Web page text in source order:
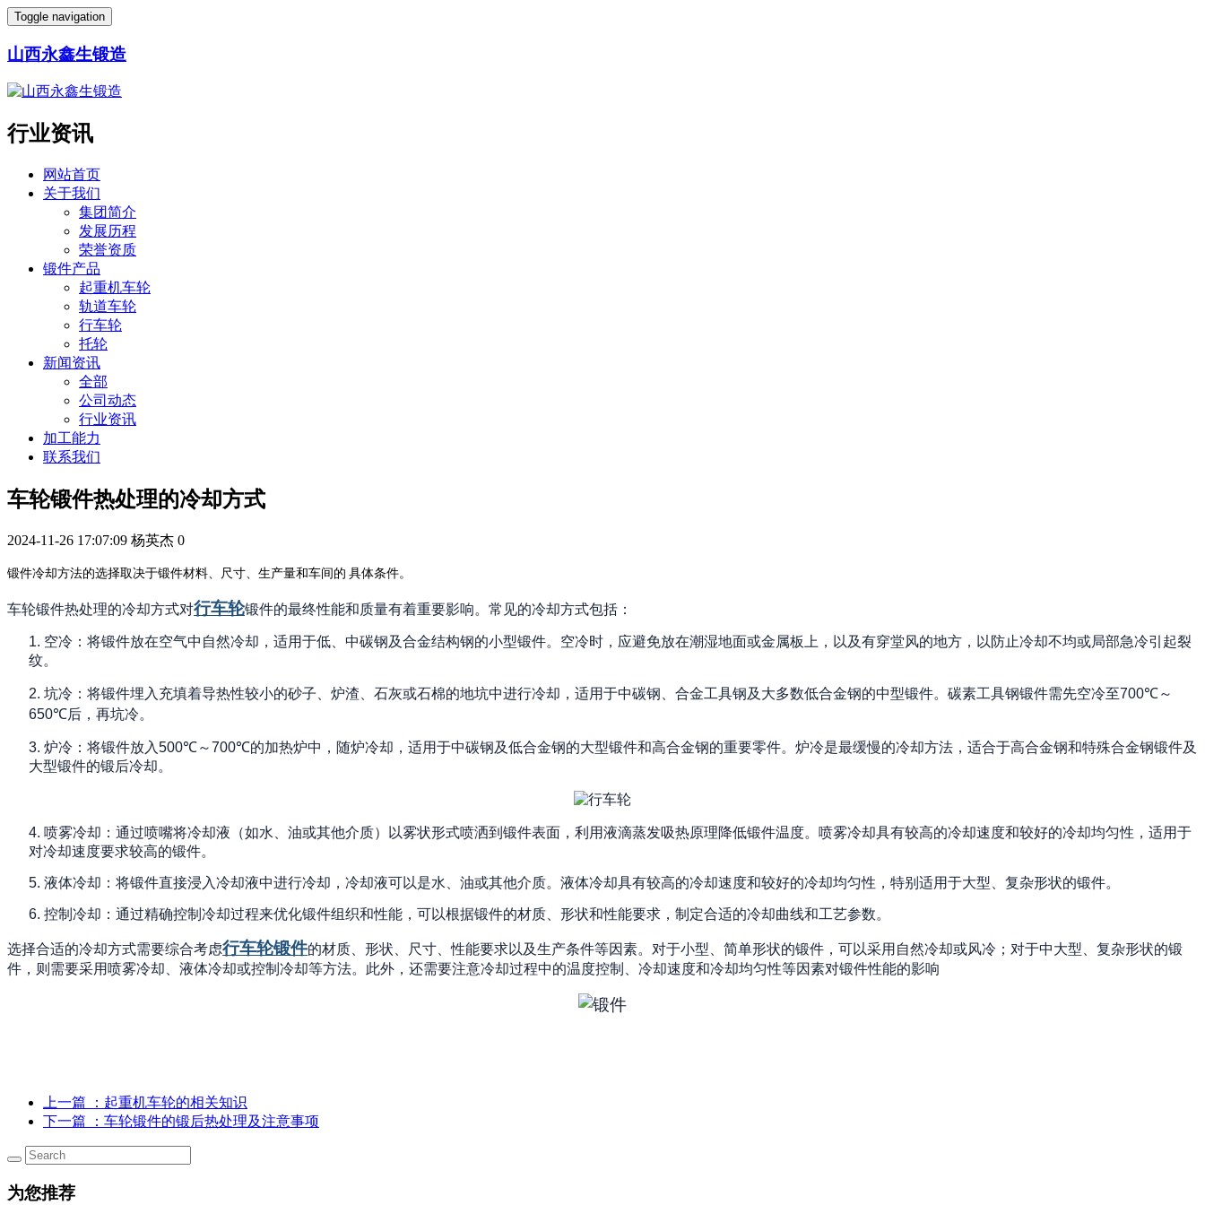
Toggle navigation
山西永鑫生锻造
行业资讯
网站首页
关于我们
集团简介
发展历程
荣誉资质
锻件产品
起重机车轮
轨道车轮
行车轮
托轮
新闻资讯
全部
公司动态
行业资讯
加工能力
联系我们
车轮锻件热处理的冷却方式
2024-11-26 17:07:09 杨英杰 0
锻件冷却方法的选择取决于锻件材料、尺寸、生产量和车间的 具体条件。
车轮锻件热处理的冷却方式对行车轮锻件的最终性能和质量有着重要影响。常见的冷却方式包括：
1. 空冷：将锻件放在空气中自然冷却，适用于低、中碳钢及合金结构钢的小型锻件。空冷时，应避免放在潮湿地面或金属板上，以及有穿堂风的地方，以防止冷却不均或局部急冷引起裂
纹。
2. 坑冷：将锻件埋入充填着导热性较小的砂子、炉渣、石灰或石棉的地坑中进行冷却，适用于中碳钢、合金工具钢及大多数低合金钢的中型锻件。碳素工具钢锻件需先空冷至700℃～
650℃后，再坑冷。
3. 炉冷：将锻件放入500℃～700℃的加热炉中，随炉冷却，适用于中碳钢及低合金钢的大型锻件和高合金钢的重要零件。炉冷是最缓慢的冷却方法，适合于高合金钢和特殊合金钢锻件及
大型锻件的锻后冷却。
4. 喷雾冷却：通过喷嘴将冷却液（如水、油或其他介质）以雾状形式喷洒到锻件表面，利用液滴蒸发吸热原理降低锻件温度。喷雾冷却具有较高的冷却速度和较好的冷却均匀性，适用于
对冷却速度要求较高的锻件。
5. 液体冷却：将锻件直接浸入冷却液中进行冷却，冷却液可以是水、油或其他介质。液体冷却具有较高的冷却速度和较好的冷却均匀性，特别适用于大型、复杂形状的锻件。
6. 控制冷却：通过精确控制冷却过程来优化锻件组织和性能，可以根据锻件的材质、形状和性能要求，制定合适的冷却曲线和工艺参数。
选择合适的冷却方式需要综合考虑行车轮锻件的材质、形状、尺寸、性能要求以及生产条件等因素。对于小型、简单形状的锻件，可以采用自然冷却或风冷；对于中大型、复杂形状的锻
件，则需要采用喷雾冷却、液体冷却或控制冷却等方法。此外，还需要注意冷却过程中的温度控制、冷却速度和冷却均匀性等因素对锻件性能的影响
上一篇
：起重机车轮的相关知识
下一篇
：车轮锻件的锻后热处理及注意事项
为您推荐